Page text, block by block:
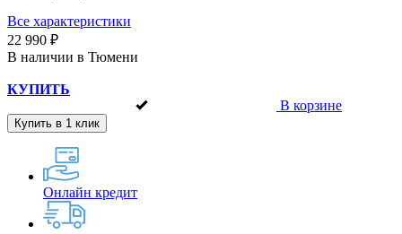
Все характеристики
22 990 ₽
В наличии в Тюмени
КУПИТЬ
В корзине
Купить в 1 клик
Онлайн кредит